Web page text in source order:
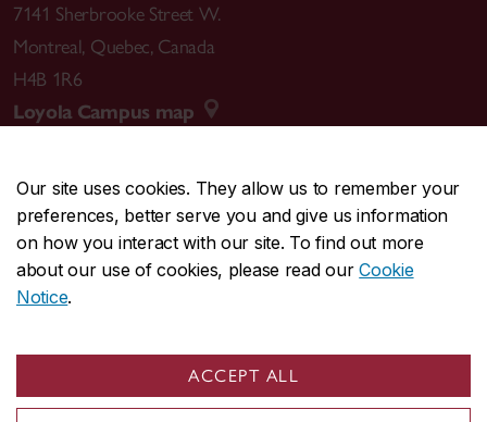
Our site uses cookies. They allow us to remember your
preferences, better serve you and give us information
on how you interact with our site. To find out more
about our use of cookies, please read ourCookie
Notice.
ACCEPT ALL
7141 Sherbrooke Street W.
Montreal, Quebec, Canada
H4B 1R6
Loyola Campus map
CENTRAL514-848-2424
EMERGENCY514-848-3717
Safety & prevention
© Concordia University. Montreal, QC, Canada